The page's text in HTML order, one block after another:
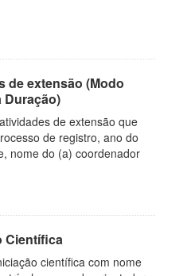
de extensão (Modo
de extensão que
de registro, ano do
nome do (a) coordenador
Científica
científica com nome